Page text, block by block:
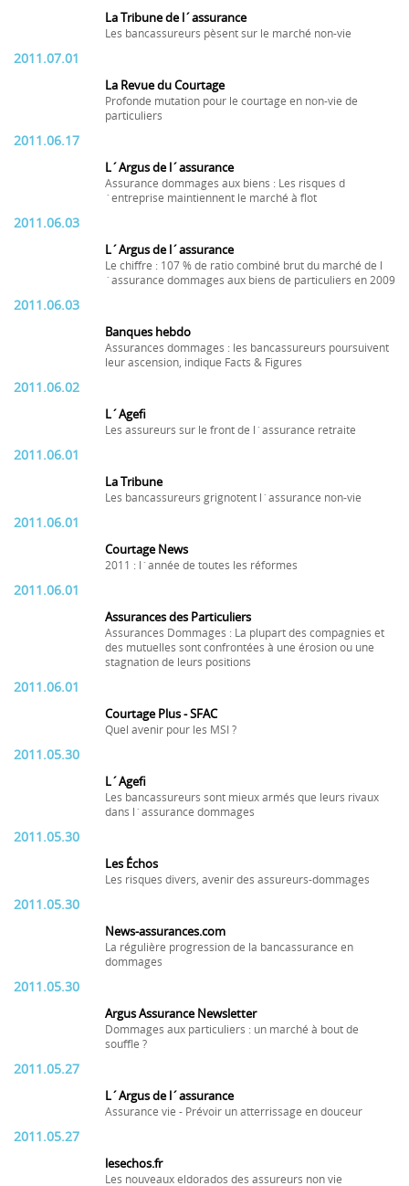
La Tribune de l´assurance
Les bancassureurs pèsent sur le marché non-vie
2011.07.01
La Revue du Courtage
Profonde mutation pour le courtage en non-vie de
particuliers
2011.06.17
L´Argus de l´assurance
Assurance dommages aux biens : Les risques d
´entreprise maintiennent le marché à flot
2011.06.03
L´Argus de l´assurance
Le chiffre : 107 % de ratio combiné brut du marché de l
´assurance dommages aux biens de particuliers en 2009
2011.06.03
Banques hebdo
Assurances dommages : les bancassureurs poursuivent
leur ascension, indique Facts & Figures
2011.06.02
L´Agefi
Les assureurs sur le front de l´assurance retraite
2011.06.01
La Tribune
Les bancassureurs grignotent l´assurance non-vie
2011.06.01
Courtage News
2011 : l´année de toutes les réformes
2011.06.01
Assurances des Particuliers
Assurances Dommages : La plupart des compagnies et
des mutuelles sont confrontées à une érosion ou une
stagnation de leurs positions
2011.06.01
Courtage Plus - SFAC
Quel avenir pour les MSI ?
2011.05.30
L´Agefi
Les bancassureurs sont mieux armés que leurs rivaux
dans l´assurance dommages
2011.05.30
Les Échos
Les risques divers, avenir des assureurs-dommages
2011.05.30
News-assurances.com
La régulière progression de la bancassurance en
dommages
2011.05.30
Argus Assurance Newsletter
Dommages aux particuliers : un marché à bout de
souffle ?
2011.05.27
L´Argus de l´assurance
Assurance vie - Prévoir un atterrissage en douceur
2011.05.27
lesechos.fr
Les nouveaux eldorados des assureurs non vie